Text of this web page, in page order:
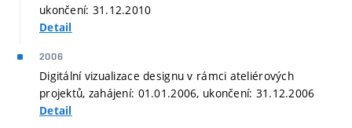
ukončení: 31.12.2010
Detail
2006
Digitální vizualizace designu v rámci ateliérových
projektů, zahájení: 01.01.2006, ukončení: 31.12.2006
Detail